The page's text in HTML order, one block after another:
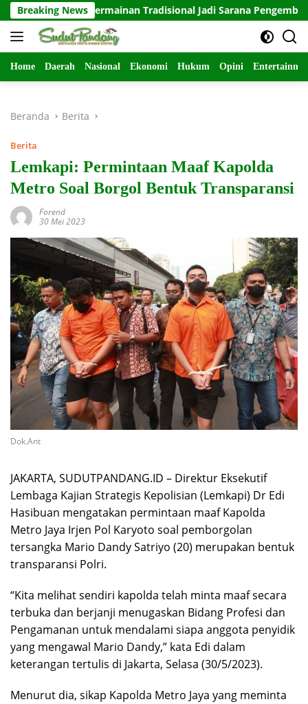
Langsung
ke
konten
Breaking News
Permainan Tradisional Jadi Sarana Pengembangan
Home Daerah Nasional Ekonomi Hukum Opini
Beranda Berita
Berita
Lemkapi: Permintaan Maaf Kapolda
Metro Soal Borgol Bentuk Transparansi
Forend
30 Mei 2023
Dok.Ant
JAKARTA, SUDUTPANDANG.ID – Direktur Eksekutif
Lembaga Kajian Strategis Kepolisian (Lemkapi) Dr Edi
Hasibuan mengatakan permintaan maaf Kapolda
Metro Jaya Irjen Pol Karyoto soal pemborgolan
tersangka Mario Dandy Satriyo (20) merupakan bentuk
transparansi Polri.
“Kita melihat sendiri kapolda telah minta maaf secara
terbuka dan berjanji menugaskan Bidang Profesi dan
Pengamanan untuk mendalami siapa anggota penyidik
yang mengawal Mario Dandy,” kata Edi dalam
keterangan tertulis di Jakarta, Selasa (30/5/2023).
Menurut dia, sikap Kapolda Metro Jaya yang meminta